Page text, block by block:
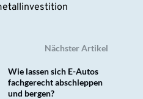
Nächster Artikel
Wie lassen sich E-Autos
fachgerecht abschleppen
und bergen?